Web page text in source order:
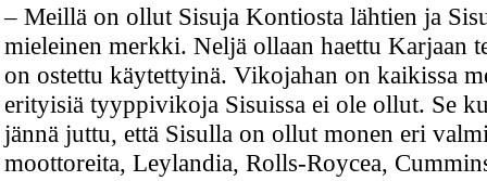
– Meillä on ollut Sisuja Kontiosta lähtien ja
mieleinen merkki. Neljä ollaan haettu Karjaan
on ostettu käytettyinä. Vikojahan on kaikissa
erityisiä tyyppivikoja Sisuissa ei ole ollut. Se
jännä juttu, että Sisulla on ollut monen eri
moottoreita, Leylandia, Rolls-Roycea,